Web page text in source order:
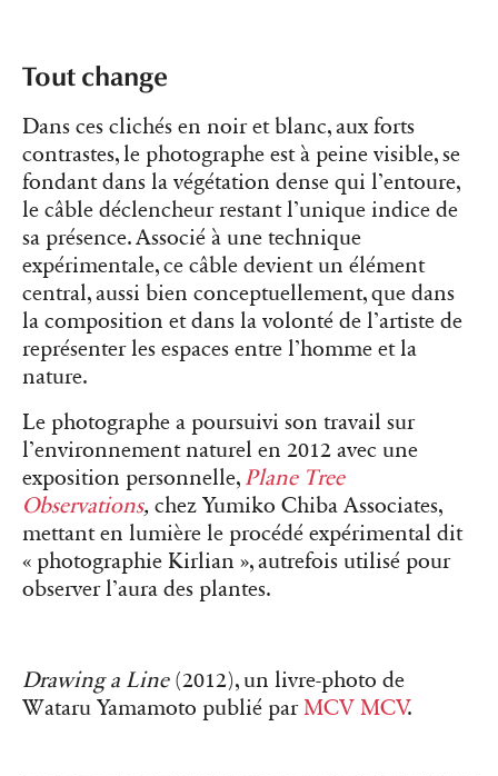
Tout change
Dans ces clichés en noir et blanc, aux forts
contrastes, le photographe est à peine visible, se
fondant dans la végétation dense qui l’entoure,
le câble déclencheur restant l’unique indice de
sa présence. Associé à une technique
expérimentale, ce câble devient un élément
central, aussi bien conceptuellement, que dans
la composition et dans la volonté de l’artiste de
représenter les espaces entre l’homme et la
nature.
Le photographe a poursuivi son travail sur
l’environnement naturel en 2012 avec une
exposition personnelle, Plane Tree
Observations, chez Yumiko Chiba Associates,
mettant en lumière le procédé expérimental dit
« photographie Kirlian », autrefois utilisé pour
observer l’aura des plantes.
Drawing a Line(2012), un livre-photo de
Wataru Yamamoto publié parMCV MCV.